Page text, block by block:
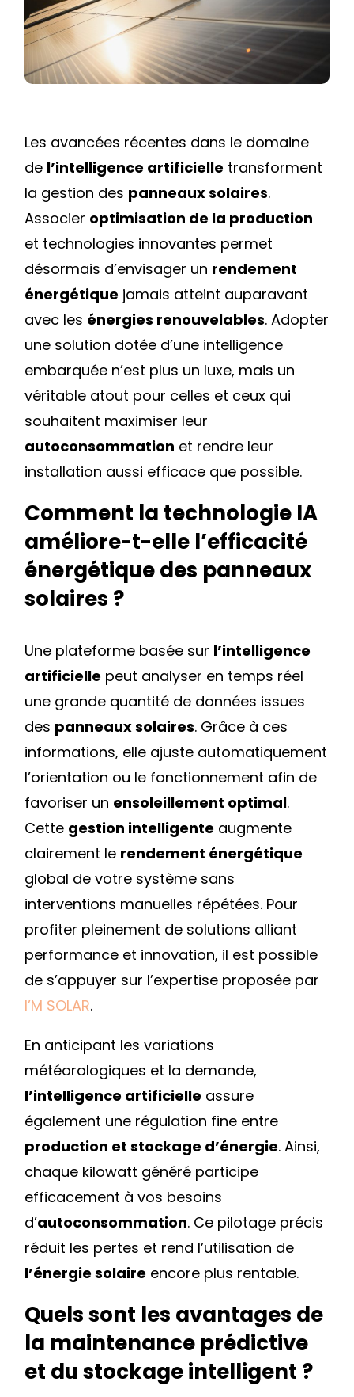
AVEC
UNE
TECHNOLOGIE
IA
Les avancées récentes dans le domaine
de l’intelligence artificielle transforment
la gestion des panneaux solaires.
Associer optimisation de la production
et technologies innovantes permet
désormais d’envisager un rendement
énergétique jamais atteint auparavant
avec les énergies renouvelables. Adopter
une solution dotée d’une intelligence
embarquée n’est plus un luxe, mais un
véritable atout pour celles et ceux qui
souhaitent maximiser leur
autoconsommation et rendre leur
installation aussi efficace que possible.
Comment la technologie IA
améliore-t-elle l’efficacité
énergétique des panneaux
solaires ?
Une plateforme basée sur l’intelligence
artificielle peut analyser en temps réel
une grande quantité de données issues
des panneaux solaires. Grâce à ces
informations, elle ajuste automatiquement
l’orientation ou le fonctionnement afin de
favoriser un ensoleillement optimal.
Cette gestion intelligente augmente
clairement le rendement énergétique
global de votre système sans
interventions manuelles répétées. Pour
profiter pleinement de solutions alliant
performance et innovation, il est possible
de s’appuyer sur l’expertise proposée par
I’M SOLAR.
En anticipant les variations
météorologiques et la demande,
l’intelligence artificielle assure
également une régulation fine entre
production et stockage d’énergie. Ainsi,
chaque kilowatt généré participe
efficacement à vos besoins
d’autoconsommation. Ce pilotage précis
réduit les pertes et rend l’utilisation de
l’énergie solaire encore plus rentable.
Quels sont les avantages de
la maintenance prédictive
et du stockage intelligent ?